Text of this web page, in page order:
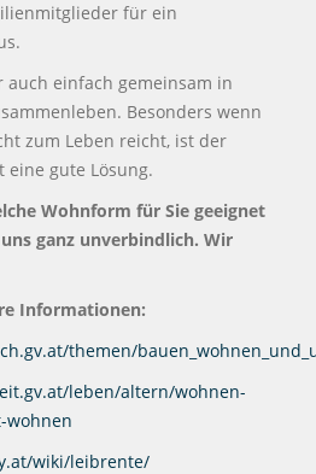
für ein
auch einfach gemeinsam in
Besonders wenn
zum Leben reicht, ist der
eine gute Lösung.
Wohnform für Sie geeignet
ganz unverbindlich. Wir
Informationen:
themen/
leben/altern/wohnen-
wohnen
wiki/leibrente/